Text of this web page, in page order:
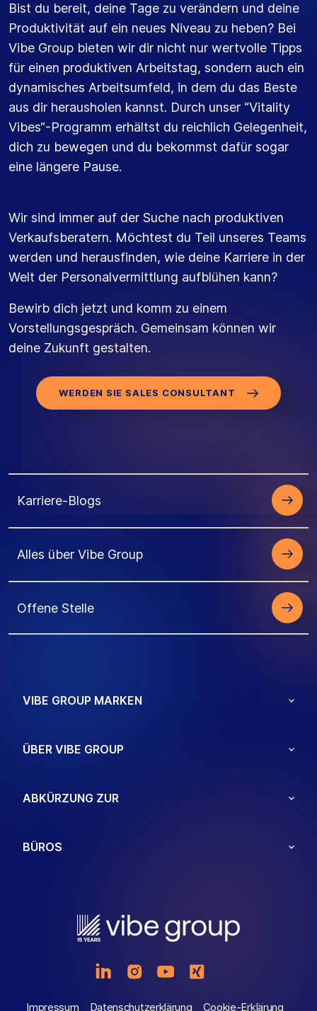
Bist du bereit, deine Tage zu verändern und deine
Produktivität auf ein neues Niveau zu heben? Bei
Vibe Group bieten wir dir nicht nur wertvolle Tipps
für einen produktiven Arbeitstag, sondern auch ein
dynamisches Arbeitsumfeld, in dem du das Beste
aus dir herausholen kannst. Durch unser “Vitality
Vibes“-Programm erhältst du reichlich Gelegenheit,
dich zu bewegen und du bekommst dafür sogar
eine längere Pause.
Wir sind immer auf der Suche nach produktiven
Verkaufsberatern. Möchtest du Teil unseres Teams
werden und herausfinden, wie deine Karriere in der
Welt der Personalvermittlung aufblühen kann?
Bewirb dich jetzt und komm zu einem
Vorstellungsgespräch. Gemeinsam können wir
deine Zukunft gestalten.
WERDEN SIE SALES CONSULTANT
Karriere-Blogs
Alles über Vibe Group
Offene Stelle
VIBE GROUP MARKEN
ÜBER VIBE GROUP
ABKÜRZUNG ZUR
BÜROS
Impressum Datenschutzerklärung Cookie-Erklärung